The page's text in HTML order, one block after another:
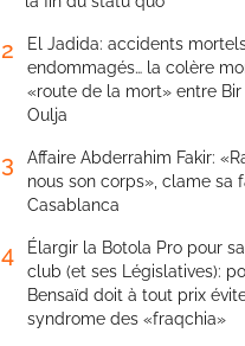
2
El Jadida: accidents
endommagés… la colère
«route de la mort» entre Bir
Oulja
3
Affaire Abderrahim Fakir:
nous son corps», clame sa
Casablanca
4
Élargir la Botola Pro pour
club (et ses Législatives):
Bensaïd doit à tout prix
syndrome des «fraqchia»